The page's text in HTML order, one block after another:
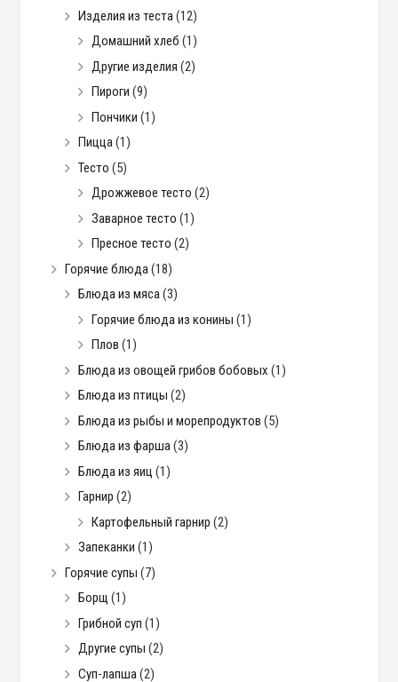
Изделия из теста(12)
Домашний хлеб (1)
Другие изделия (2)
Пироги (9)
Пончики (1)
Пицца(1)
Тесто (5)
Дрожжевое тесто (2)
Заварное тесто (1)
Пресное тесто (2)
Горячие блюда(18)
Блюда из мяса(3)
Горячие блюда из конины (1)
Плов (1)
Блюда из овощей грибов бобовых (1)
Блюда из птицы (2)
Блюда из рыбы и морепродуктов (5)
Блюда из фарша(3)
Блюда из яиц (1)
Гарнир (2)
Картофельный гарнир (2)
Запеканки (1)
Горячие супы (7)
Борщ (1)
Грибной суп (1)
Другие супы (2)
Суп-лапша(2)